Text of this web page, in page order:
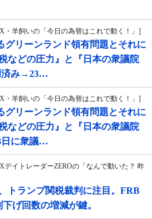
・羊飼いの「今日の為替はこれで動く！」]
グリーンランド領有問題とそれに
などの圧力』と『日本の衆議院
済み→23…
・羊飼いの「今日の為替はこれで動く！」]
グリーンランド領有問題とそれに
などの圧力』と『日本の衆議院
日に衆議…
イトレーダーZEROの「なんで動いた？ 昨
トランプ関税裁判に注目。FRB
げ回数の増減が鍵。